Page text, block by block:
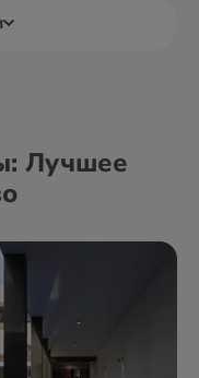
Ахунгалла
Лучшее